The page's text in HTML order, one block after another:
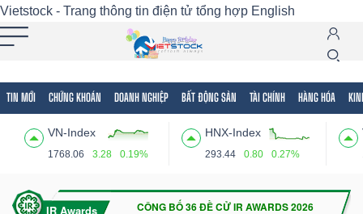
Vietstock - Trang thông tin điện tử tổng hợp English
TIN MỚI CHỨNG KHOÁN DOANH NGHIỆP BẤT ĐỘNG SẢN TÀI CHÍNH HÀNG HÓA
VN-Index
1768.06 3.28 0.19%
HNX-Index
293.44 0.80 0.27%
Tất cả Tính năng Ngành Mã chứng khoán
Tính
(-)